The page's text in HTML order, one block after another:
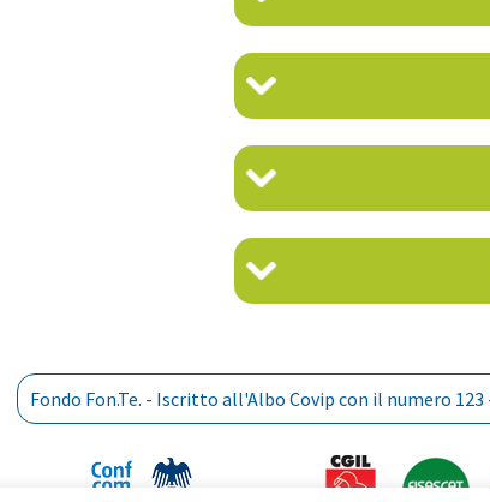
Fondo Fon.Te. - Iscritto all'Albo Covip con il numero 123